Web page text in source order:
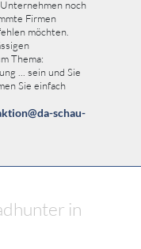
noch
Firmen
möchten.
Thema:
... sein und Sie
Sie einfach
schau-
in